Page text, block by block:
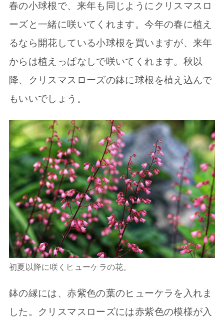
春の小球根で、来年も同じようにクリスマスロ
ーズと一緒に咲いてくれます。今年の春に植え
るなら開花している小球根を買いますが、来年
からは植えっぱなしで咲いてくれます。秋以
降、クリスマスローズの鉢に球根を植え込んで
もいいでしょう。
初夏以降に咲くヒューケラの花。
鉢の縁には、赤紫色の葉のヒューケラを入れま
した。クリスマスローズには赤紫色の模様が入